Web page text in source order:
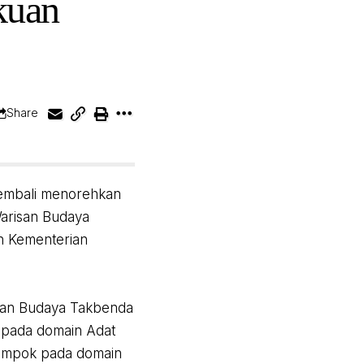
Share
menorehkan
Budaya
Kementerian
Budaya Takbenda
domain Adat
pada domain